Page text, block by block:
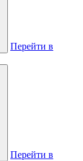
Перейти в
Перейти в